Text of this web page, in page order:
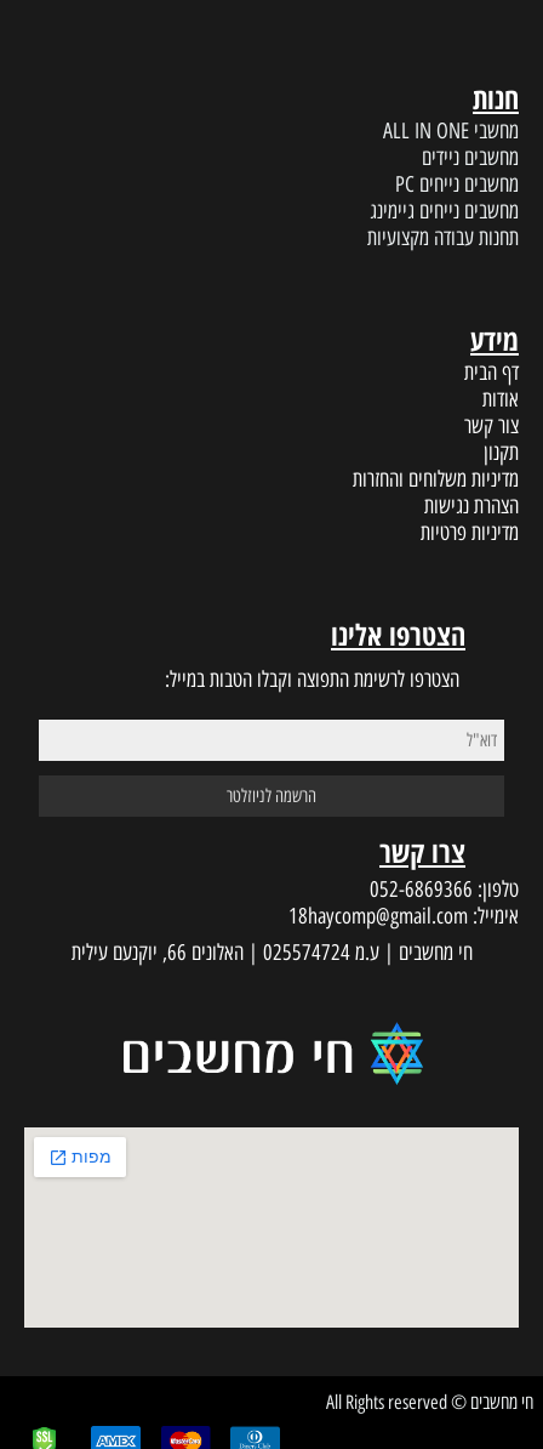
חנות
מחשבי ALL IN ONE
מחשבים ניידים
מחשבים נייחים PC
מחשבים נייחים גיימינג
תחנות עבודה מקצועיות
מידע
דף הבית
אודות
צור קשר
תקנון
מדיניות משלוחים והחזרות
הצהרת נגישות
מדיניות פרטיות
הצטרפו אלינו
הצטרפו לרשימת התפוצה וקבלו הטבות במייל:
צרו קשר
טלפון: 052-6869366
אימייל: 18haycomp@gmail.com
חי מחשבים | ע.מ 025574724 | האלונים 66, יוקנעם עילית
חי מחשבים © All Rights reserved